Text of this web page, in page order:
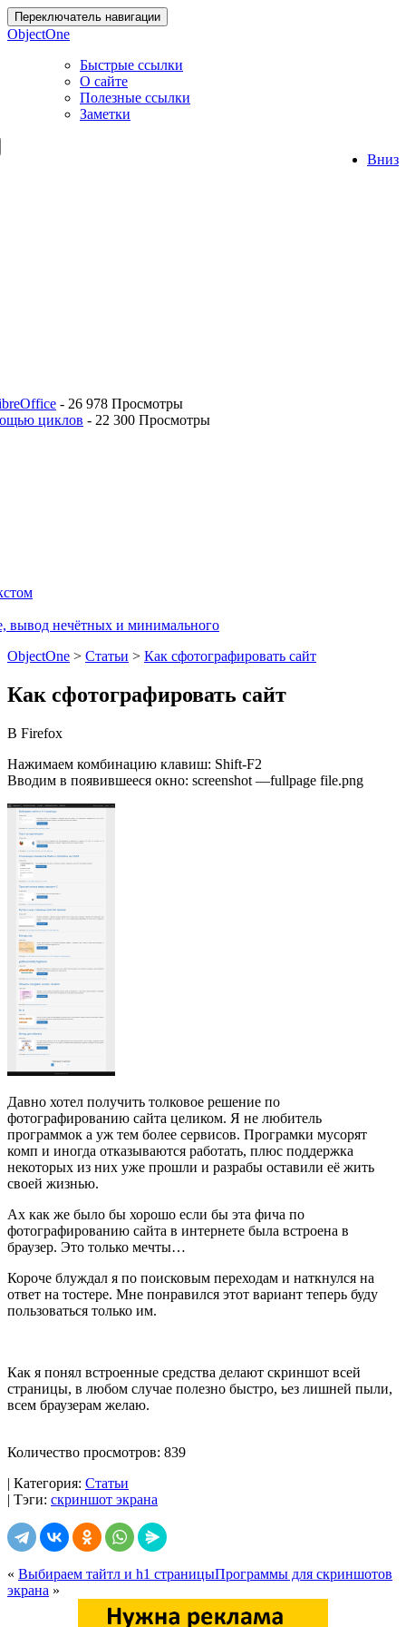
Переключатель навигации
ObjectOne
Быстрые ссылки
О сайте
Полезные ссылки
Заметки
Вниз
- 26 978 Просмотры
циклов - 22 300 Просмотры
вывод нечётных и минимального
ObjectOne > Статьи > Как сфотографировать сайт
Как сфотографировать сайт
В Firefox
Нажимаем комбинацию клавиш: Shift-F2
Вводим в появившееся окно: screenshot —fullpage file.png
Давно хотел получить толковое решение по
фотографированию сайта целиком. Я не любитель
программок а уж тем более сервисов. Програмки мусорят
комп и иногда отказываются работать, плюс поддержка
некоторых из них уже прошли и разрабы оставили её жить
своей жизнью.
Ах как же было бы хорошо если бы эта фича по
фотографированию сайта в интернете была встроена в
браузер. Это только мечты…
Короче блуждал я по поисковым переходам и наткнулся на
ответ на тостере. Мне понравился этот вариант теперь буду
пользоваться только им.
Как я понял встроенные средства делают скриншот всей
страницы, в любом случае полезно быстро, ьез лишней пыли,
всем браузерам желаю.
Количество просмотров: 839
| Категория: Статьи
| Тэги: скриншот экрана
« Выбираем тайтл и h1 страницыПрограммы для скриншотов
экрана »